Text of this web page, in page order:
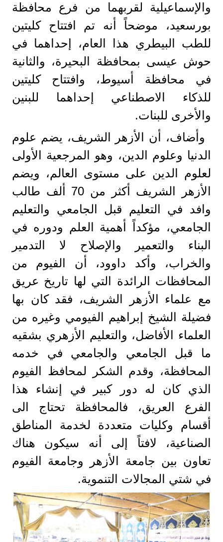
والإسماعيلية لقربهما من فرع محافظة
بورسعيد، موضحاً أنه تم افتتاح كليتين
للطب البيطري هذا العام، إحداهما في
حوش عيسى بمحافظة البحيرة، والثانية
في محافظة أسيوط، وافتتاح كليتين
للذكاء الاصطناعي إحداهما للبنين
والأخرى للبنات.
وأضاف، أن الأزهر الشريف، يضم علوم
الدنيا وعلوم الدين، وهو المرجعية الأولى
لعلوم الدين على مستوى العالم، ويضم
الأزهر الشريف أكثر من 70 ألف طالب
وافد في التعليم قبل الجامعي والتعليم
الجامعي، مؤكداً أهمية العلم ودوره في
البناء والتعمير والإصلاح لا التدمير
والخراب، وأكد داوود، أن الفيوم من
المحافظات الرائدة التي لها تاريخ عريق
مع علماء الأزهر الشريف، فقد كان بها
فضيلة الشيخ إبراهيم الفيومي وغيره من
العلماء الأفاضل، والتعليم الأزهري بشقيه
ما قبل الجامعي والجامعي في خدمه
المحافظة، وقدم الشكر لمحافظ الفيوم
الذي كان له دور كبير في إنشاء هذا
الفرع العريق، فالمحافظة تحتاج الى
أقسام وكليات متعددة لخدمة المناطق
الصناعية، لافتاً إلى أنه سيكون هناك
تعاون بين جامعة الأزهر وجامعة الفيوم
في شتي المجالات التنموية.